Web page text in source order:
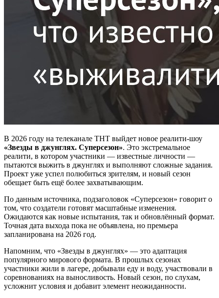
В 2026 году на телеканале ТНТ выйдет новое реалити-шоу
«Звезды в джунглях. Суперсезон». Это экстремальное
реалити, в котором участники — известные личности —
пытаются выжить в джунглях и выполняют сложные задания.
Проект уже успел полюбиться зрителям, и новый сезон
обещает быть ещё более захватывающим.
По данным источника, подзаголовок «Суперсезон» говорит о
том, что создатели готовят масштабные изменения.
Ожидаются как новые испытания, так и обновлённый формат.
Точная дата выхода пока не объявлена, но премьера
запланирована на 2026 год.
Напомним, что «Звезды в джунглях» — это адаптация
популярного мирового формата. В прошлых сезонах
участники жили в лагере, добывали еду и воду, участвовали в
соревнованиях на выносливость. Новый сезон, по слухам,
усложнит условия и добавит элемент неожиданности.